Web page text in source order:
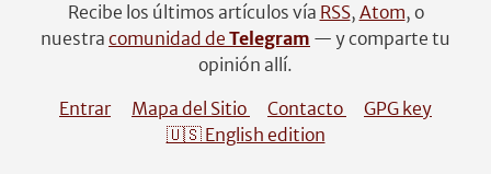
Recibe los últimos artículos vía RSS, Atom, o
nuestra comunidad de Telegram — y comparte tu
opinión allí.
Entrar
Mapa del Sitio Contacto
GPG key
🇺🇸 English edition